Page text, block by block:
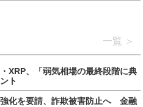
一覧
XRP、「弱気相場の最終段階に典
ト
化を要請、詐欺被害防止へ 金融